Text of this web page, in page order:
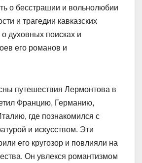
о бесстрашии и вольнолюбии
и трагедии кавказских
о духовных поисках и
его романов и
путешествия Лермонтова в
Францию, Германию,
где познакомился с
и искусством. Эти
его кругозор и повлияли на
Он увлекся романтизмом